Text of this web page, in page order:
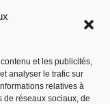
et les publicités,
analyser le trafic sur
relatives à
de réseaux sociaux, de
des contrats